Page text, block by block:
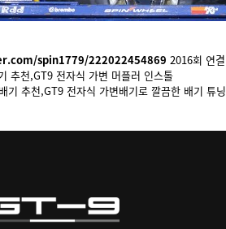
spin1779/222022454869 2016회 연결
추천,GT9 전자식 가변 머플러 인스톨
기 추천,GT9 전자식 가변배기로 깔끔한 배기 튜닝